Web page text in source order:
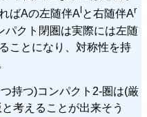
ばAの左随伴A と右随伴Ar
パクト閉圏は実際には左随
ことになり、対称性を持
持つ)コンパクト2-圏は(厳
考えることが出来そう